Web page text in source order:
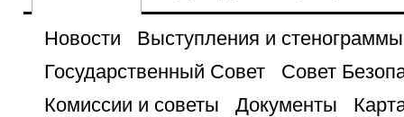
Новости
Выступления и стенограммы
Государственный Совет
Совет
Комиссии и советы
Документы